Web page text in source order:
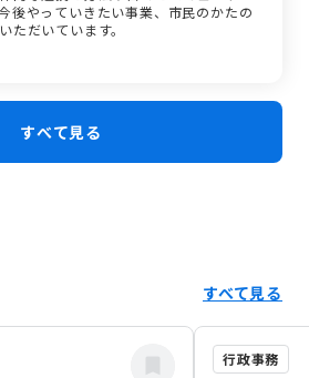
後やっていきたい事業、市民のかたの
ただいています。
すべて見る
すべて見る
行政事務